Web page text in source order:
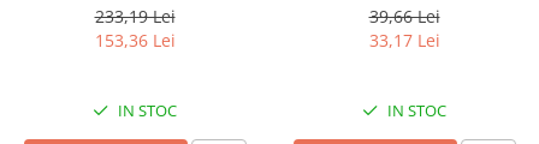
233,19 Lei
153,36 Lei
IN STOC
39,66 Lei
33,17 Lei
IN STOC